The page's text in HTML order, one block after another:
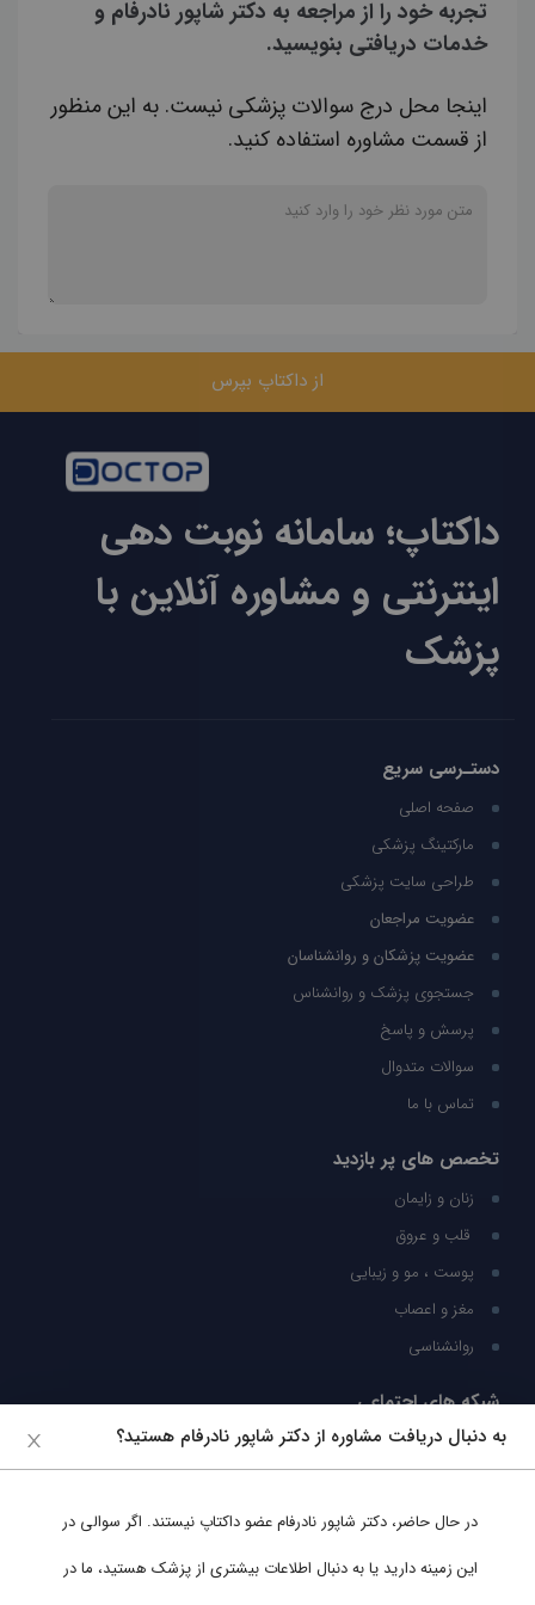
تجربه خود را از مراجعه به دکتر شاپور نادرفام و
خدمات دریافتی بنویسید.
اینجا محل درج سوالات پزشکی نیست. به این منظور
از قسمت مشاوره استفاده کنید.
از داکتاپ بپرس
داکتاپ؛ سامانه نوبت دهی
اینترنتی و مشاوره آنلاین با
پزشک
دستـرسی سریع
صفحه اصلی
مارکتینگ پزشکی
طراحی سایت پزشکی
عضویت مراجعان
عضویت پزشکان و روانشناسان
جستجوی پزشک و روانشناس
پرسش و پاسخ
سوالات متدوال
تماس با ما
تخصص های پر بازدید
زنان و زایمان
قلب و عروق
پوست ، مو و زیبایی
مغز و اعصاب
روانشناسی
شبکه های اجتماعی
ما را در شبکه های اجتماعی دنبال کنید
به دنبال دریافت مشاوره از دکتر شاپور نادرفام هستید؟
در حال حاضر، دکتر شاپور نادرفامعضو داکتاپ نیستند. اگر سوالی در
این زمینه دارید یا به دنبال اطلاعات بیشتری از پزشک هستید، ما در